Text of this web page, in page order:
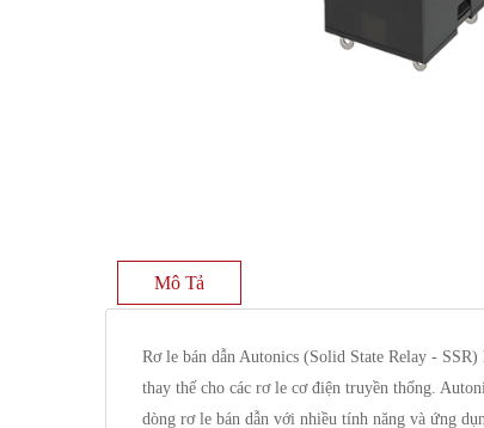
Mô Tả
Rơ le bán dẫn Autonics (Solid State Relay -
thay thế cho các rơ le cơ điện truyền thống.
dòng rơ le bán dẫn với nhiều tính năng và ứng